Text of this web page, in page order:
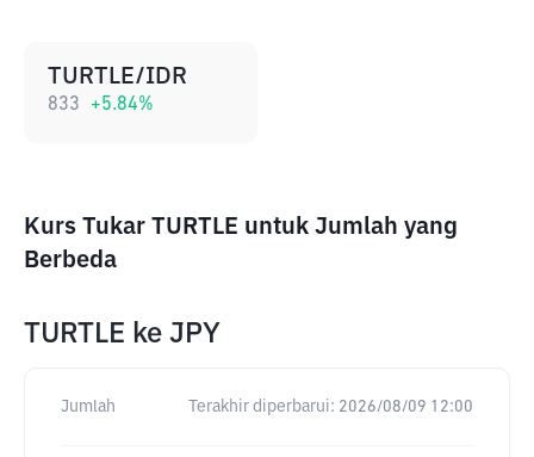
TURTLE/IDR
833 +5.84%
Kurs Tukar TURTLE untuk Jumlah yang
Berbeda
TURTLE ke JPY
Jumlah Terakhir diperbarui: 2026/08/09 12:00